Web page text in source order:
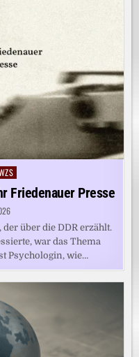
Friedenauer Presse
über die DDR erzählt.
war das Thema
Psychologin, wie…